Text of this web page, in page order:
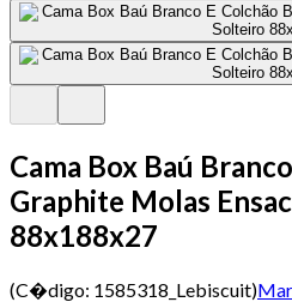
Cama Box Baú
Graphite Molas
88x188x27
(C�digo: 1585318_Lebiscuit)